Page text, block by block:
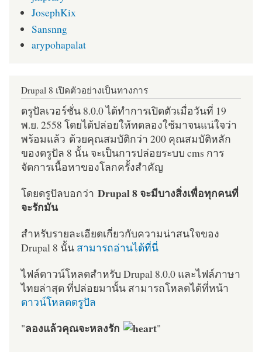
JosephKix
Sansnng
arypohapalat
Drupal 8 เปิดตัวอย่างเป็นทางการ
ดรูปัลเวอร์ชั่น 8.0.0 ได้ทำการเปิดตัวเมื่อวันที่ 19
พ.ย. 2558 โดยได้ปล่อยให้ทดลองใช้มาจนแน่ใจว่า
พร้อมแล้ว ด้วยคุณสมบัติกว่า 200 คุณสมบัติหลัก
ของดรูปัล 8 นั้น จะเป็นการปล่อยระบบ cms การ
จัดการเนื้อหาของโลกครั้งสำคัญ
โดยดรูปัลบอกว่า Drupal 8 จะมีบางสิ่งเพื่อทุกคนที่
จะรักมัน
สำหรับรายละเอียดเกี่ยวกับความน่าสนใจของ
Drupal 8 นั้น สามารถอ่านได้ที่นี่
ไฟล์ดาวน์โหลดสำหรับ Drupal 8.0.0 และไฟล์ภาษา
ไทยล่าสุด ที่ปล่อยมานั้น สามารถโหลดได้ที่หน้า
ดาวน์โหลดดรูปัล
"ลองแล้วคุณจะหลงรัก "